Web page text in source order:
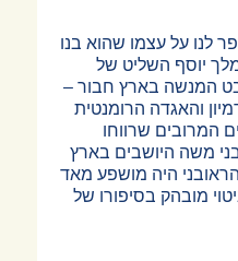
לנו על עצמו שהוא בנו
יוסף השליט של
המנשה בארץ חבור –
והאגדה הרומנטית
המרובים שרווחו
משה היושבים בארץ
הראובני היה מושפע מאד
מובהק בסיפורו של